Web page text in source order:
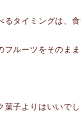
るタイミングは、
フルーツをそのま
菓子よりはいいで